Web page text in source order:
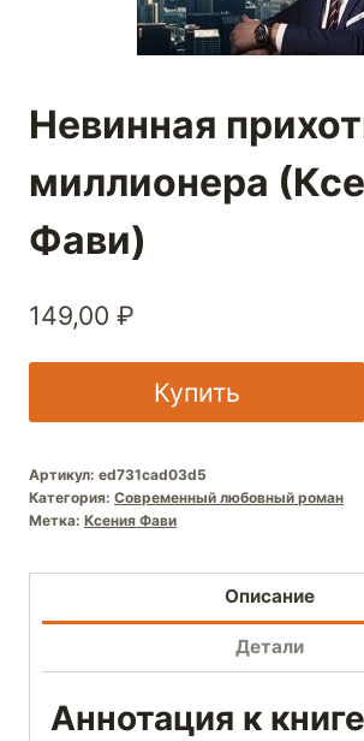
Невинная
миллионера
Фави)
149,00 ₽
Купить
Артикул: ed731cad03d5
Категория: Современный любовный роман
Метка: Ксения Фави
Описание
Детали
Аннотация к книге